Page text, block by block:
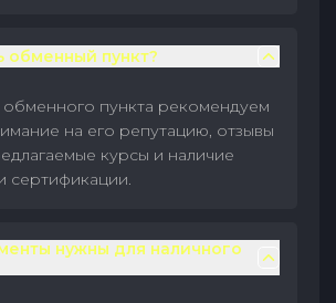
обменный пункт?
пункта рекомендуем
на его репутацию, отзывы
курсы и наличие
сертификации.
нужны для наличного